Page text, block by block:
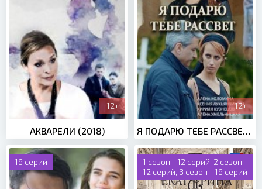
12+
АКВАРЕЛИ (2018)
12+
Я ПОДАРЮ ТЕБЕ РАССВЕТ (2018)
16 серий
1 сезон - 12 серий, 2 сезон -
12 серий, 3 сезон - 16 серий